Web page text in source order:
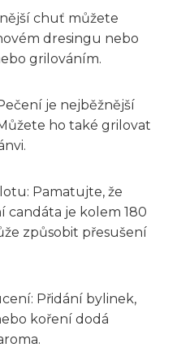
chuť můžete
dresingu nebo
grilováním.
je nejběžnější
ho také grilovat
Pamatujte, že
candáta je kolem 180
způsobit přesušení
Přidání bylinek,
koření dodá